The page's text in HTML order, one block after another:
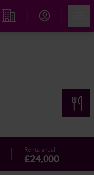
Propiedades
Renta anual
£24,000